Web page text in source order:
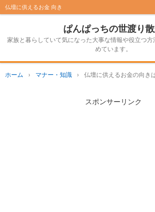
仏壇に供えるお金 向き
ぱんぱっちの世渡り
家族と暮らしていて気になった大事な情報や役立つ方
めています。
ホーム › マナー・知識 › 仏壇に供えるお金の向き
スポンサーリンク